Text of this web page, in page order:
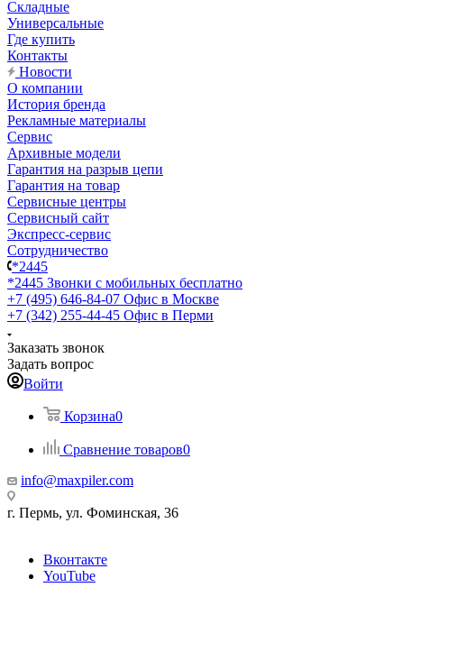
Складные
Универсальные
Где купить
Контакты
Новости
О компании
История бренда
Рекламные материалы
Сервис
Архивные модели
Гарантия на разрыв цепи
Гарантия на товар
Сервисные центры
Сервисный сайт
Экспресс-сервис
Сотрудничество
*2445
*2445 Звонки с мобильных бесплатно
+7 (495) 646-84-07 Офис в Москве
+7 (342) 255-44-45 Офис в Перми
Заказать звонок
Задать вопрос
Войти
Корзина0
Сравнение товаров0
info@maxpiler.com
г. Пермь, ул. Фоминская, 36
Вконтакте
YouTube